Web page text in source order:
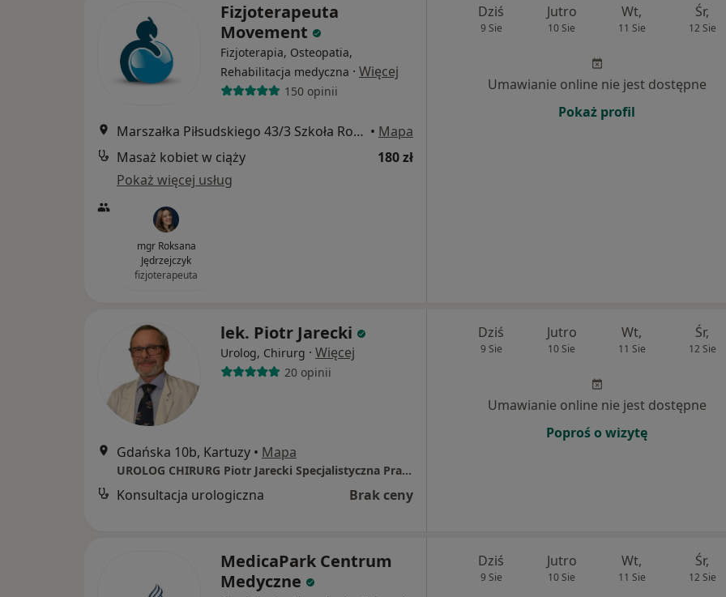
Fizjoterapeuta
Movement
Fizjoterapia, Osteopatia,
Rehabilitacja medyczna · Więcej
150 opinii
Marszałka Piłsudskiego 43/3 Szkoła Rodzenia Blisko, Kartuzy • Mapa
Masaż kobiet w ciąży
180 zł
Pokaż więcej usług
mgr Roksana
Jędrzejczyk
fizjoterapeuta
Dziś
9 Sie
Jutro
10 Sie
Wt,
11 Sie
Śr,
12 Sie
Umawianie online nie jest dostępne
Pokaż profil
lek. Piotr Jarecki
Urolog, Chirurg · Więcej
20 opinii
Gdańska 10b, Kartuzy • Mapa
UROLOG CHIRURG Piotr Jarecki Specjalistyczna Praktyka Lekarska
Konsultacja urologiczna Brak ceny
Dziś
9 Sie
Jutro
10 Sie
Wt,
11 Sie
Śr,
12 Sie
Umawianie online nie jest dostępne
Poproś o wizytę
MedicaPark Centrum
Medyczne
Dziś
9 Sie
Jutro
10 Sie
Wt,
11 Sie
Śr,
12 Sie